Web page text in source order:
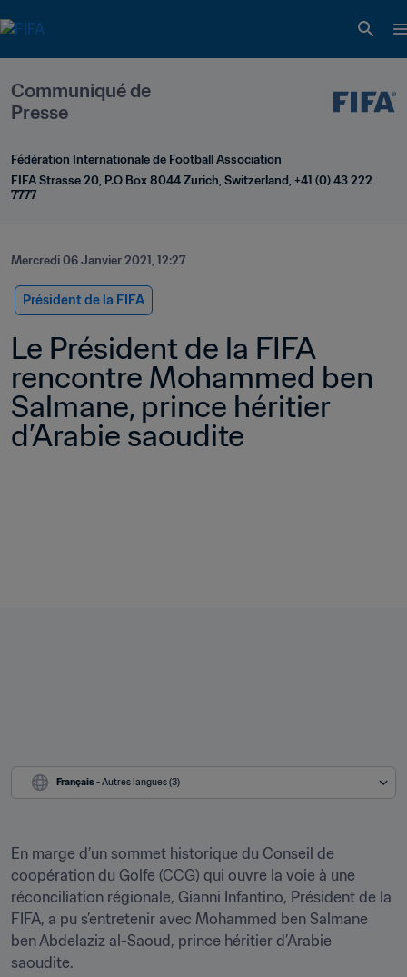
Communiqué de
Presse
Fédération Internationale de Football Association
FIFA Strasse 20, P.O Box 8044 Zurich, Switzerland, +41 (0) 43 222
7777
Mercredi 06 Janvier 2021, 12:27
Président de la FIFA
Le Président de la FIFA
rencontre Mohammed ben
Salmane, prince héritier
d’Arabie saoudite
Français - Autres langues (3)
En marge d’un sommet historique du Conseil de
coopération du Golfe (CCG) qui ouvre la voie à une
réconciliation régionale, Gianni Infantino, Président de la
FIFA, a pu s’entretenir avec Mohammed ben Salmane
ben Abdelaziz al-Saoud, prince héritier d’Arabie
saoudite.